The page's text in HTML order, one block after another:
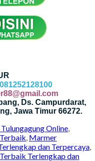
081252128100
Ds. Campurdarat,
Jawa Timur 66272.
Online
Marmer
dan Terpercaya
Terlengkap dan